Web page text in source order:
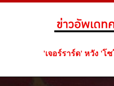
'เจอร์ราร์ด' หวัง '